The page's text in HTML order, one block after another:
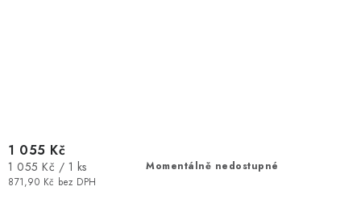
Momentálně nedostupné
871,90 Kč bez DPH
1 055 Kč
Měrná
cena:
1 055 Kč / 1 ks